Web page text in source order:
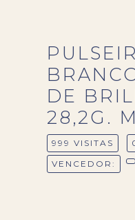
DE
28,2G.
999 VISITAS
VENCEDOR: